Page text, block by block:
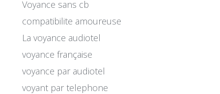
Voyance sans cb
compatibilite amoureuse
La voyance audiotel
voyance française
voyance par audiotel
voyant par telephone